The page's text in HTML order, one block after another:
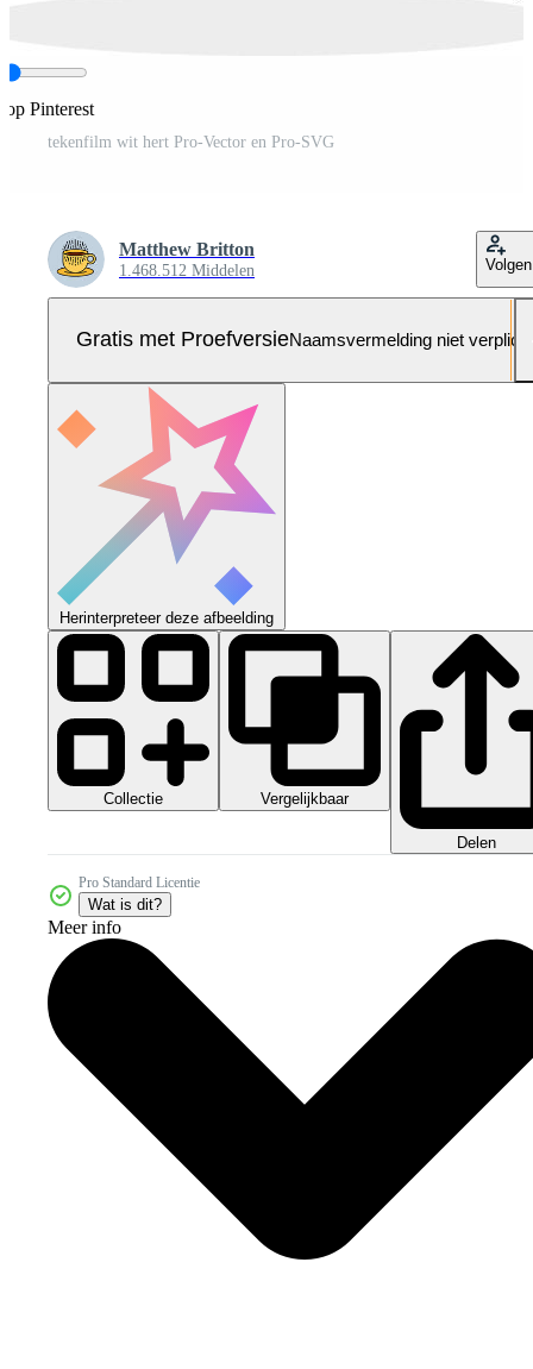
op Pinterest
tekenfilm wit hert Pro-Vector en Pro-SVG
Matthew Britton
1.468.512 Middelen Volgen
Gratis met ProefversieNaamsvermelding niet verplicht
Herinterpreteer deze afbeelding
Collectie Vergelijkbaar
Delen
Pro Standard Licentie
Wat is dit?
Meer info